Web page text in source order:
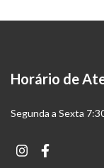
Horário de
Segunda a Sexta